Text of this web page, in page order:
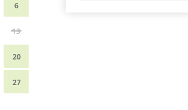
6
13
20
27